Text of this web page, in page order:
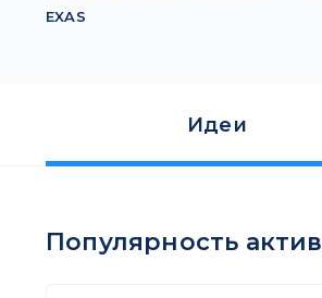
EXAS
Идеи
Популярность